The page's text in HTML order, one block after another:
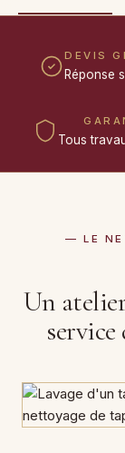
DEVIS
Réponse
Tous
— LE
Un
service